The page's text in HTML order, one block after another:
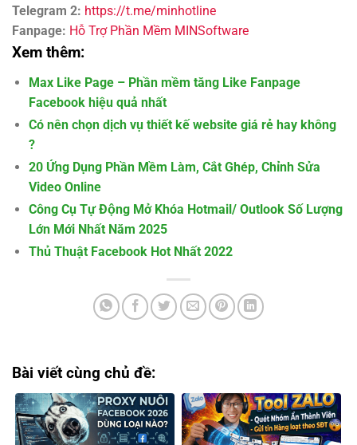
Telegram 2: https://t.me/minhotline
Fanpage: Hỗ Trợ Phần Mềm MINSoftware
Xem thêm:
Max Like Page – Phần mềm tăng Like Fanpage
Facebook hiệu quả nhất
Có nên chọn dịch vụ thiết kế website giá rẻ hay không
?
20 Ứng Dụng Phần Mềm Làm, Cắt Ghép, Chỉnh Sửa
Video Online
Công Cụ Tự Động Mở Khóa Hotmail/ Outlook Số Lượng
Lớn Mới Nhất Năm 2025
Thủ Thuật Facebook Hot Nhất 2022
Bài viết cùng chủ đề: